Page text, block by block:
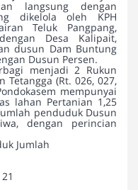
langsung dengan
dikelola oleh KPH
Teluk Pangpang,
Desa Kalipait,
dusun Dam Buntung
Dusun Persen.
menjadi 2 Rukun
Tetangga (Rt. 026, 027,
mempunyai
lahan Pertanian 1,25
penduduk Dusun
dengan perincian
Jumlah